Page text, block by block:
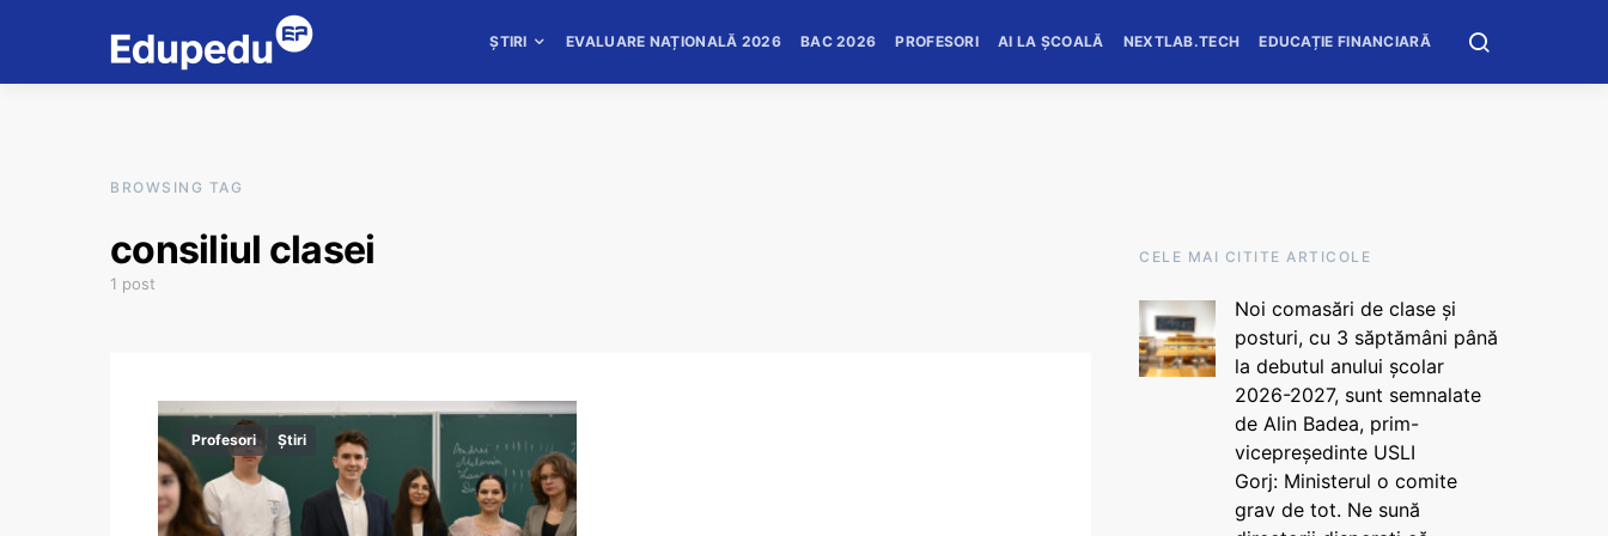
ȘTIRI EVALUARE NAȚIONALĂ 2026 BAC 2026 PROFESORI AI LA ȘCOALĂ NEXTLAB.TECH EDUCAȚIE FINANCIARĂ
BROWSING TAG
consiliul clasei
1 post
Profesori Știri
CELE MAI CITITE ARTICOLE
Noi comasări de clase și
posturi, cu 3 săptămâni până
la debutul anului școlar
2026-2027, sunt semnalate
de Alin Badea, prim-
vicepreședinte USLI
Gorj: Ministerul o comite
grav de tot. Ne sună